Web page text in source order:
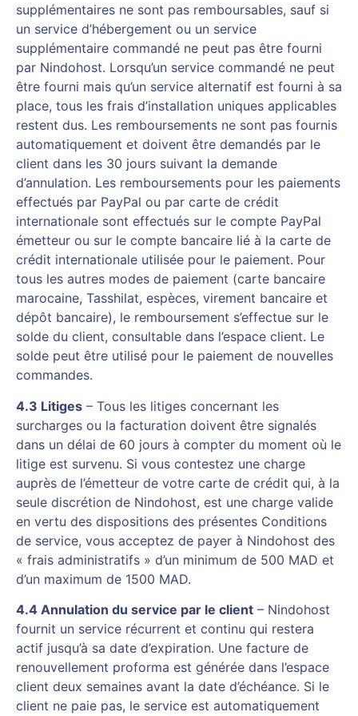
supplémentaires ne sont pas remboursables, sauf si
un service d’hébergement ou un service
supplémentaire commandé ne peut pas être fourni
par Nindohost. Lorsqu’un service commandé ne peut
être fourni mais qu’un service alternatif est fourni à sa
place, tous les frais d’installation uniques applicables
restent dus. Les remboursements ne sont pas fournis
automatiquement et doivent être demandés par le
client dans les 30 jours suivant la demande
d’annulation. Les remboursements pour les paiements
effectués par PayPal ou par carte de crédit
internationale sont effectués sur le compte PayPal
émetteur ou sur le compte bancaire lié à la carte de
crédit internationale utilisée pour le paiement. Pour
tous les autres modes de paiement (carte bancaire
marocaine, Tasshilat, espèces, virement bancaire et
dépôt bancaire), le remboursement s’effectue sur le
solde du client, consultable dans l’espace client. Le
solde peut être utilisé pour le paiement de nouvelles
commandes.
4.3 Litiges – Tous les litiges concernant les
surcharges ou la facturation doivent être signalés
dans un délai de 60 jours à compter du moment où le
litige est survenu. Si vous contestez une charge
auprès de l’émetteur de votre carte de crédit qui, à la
seule discrétion de Nindohost, est une charge valide
en vertu des dispositions des présentes Conditions
de service, vous acceptez de payer à Nindohost des
« frais administratifs » d’un minimum de 500 MAD et
d’un maximum de 1500 MAD.
4.4 Annulation du service par le client – Nindohost
fournit un service récurrent et continu qui restera
actif jusqu’à sa date d’expiration. Une facture de
renouvellement proforma est générée dans l’espace
client deux semaines avant la date d’échéance. Si le
client ne paie pas, le service est automatiquement